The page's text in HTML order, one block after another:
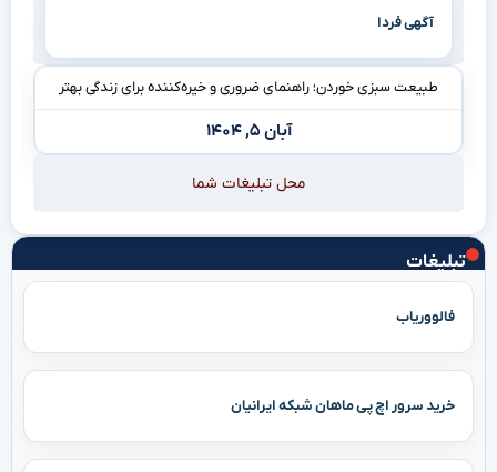
تبلیغات
فالووریاب
خرید سرور اچ پی ماهان شبکه ایرانیان
آگهی فردا
طبیعت سبزی خوردن؛ راهنمای ضروری و خیره‌کننده برای زندگی بهتر
آبان ۵, ۱۴۰۴
محل تبلیغات شما